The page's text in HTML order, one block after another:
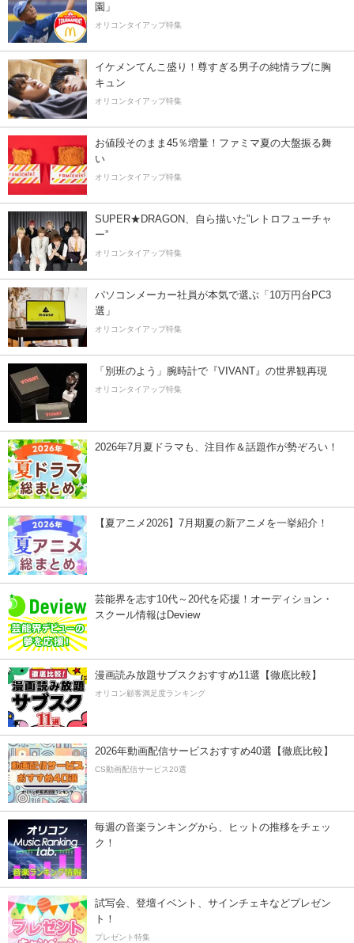
園」
オリコンタイアップ特集
イケメンてんこ盛り！尊すぎる男子の純情ラブに胸
キュン
オリコンタイアップ特集
お値段そのまま45％増量！ファミマ夏の大盤振る舞
い
オリコンタイアップ特集
SUPER★DRAGON、自ら描いた”レトロフューチャ
ー”
オリコンタイアップ特集
パソコンメーカー社員が本気で選ぶ「10万円台PC3
選」
オリコンタイアップ特集
「別班のよう」腕時計で『VIVANT』の世界観再現
オリコンタイアップ特集
2026年7月夏ドラマも、注目作＆話題作が勢ぞろい！
【夏アニメ2026】7月期夏の新アニメを一挙紹介！
芸能界を志す10代～20代を応援！オーディション・
スクール情報はDeview
漫画読み放題サブスクおすすめ11選【徹底比較】
オリコン顧客満足度ランキング
2026年動画配信サービスおすすめ40選【徹底比較】
CS動画配信サービス20選
毎週の音楽ランキングから、ヒットの推移をチェッ
ク！
試写会、登壇イベント、サインチェキなどプレゼン
ト！
プレゼント特集